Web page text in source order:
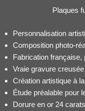
Plaques
Personnalisation
Composition photo-
Fabrication française,
Vraie gravure
Création artistique à
Étude préalable pour
Dorure en or 24 carats